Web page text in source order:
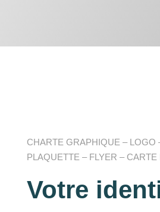
CHARTE GRAPHIQUE – LOGO
PLAQUETTE – FLYER – CARTE
Votre